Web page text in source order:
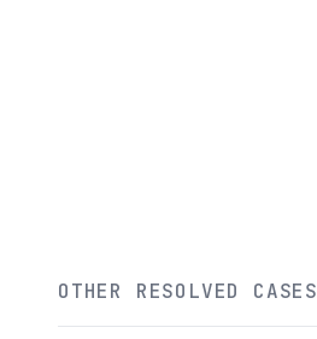
OTHER RESOLVED CASES